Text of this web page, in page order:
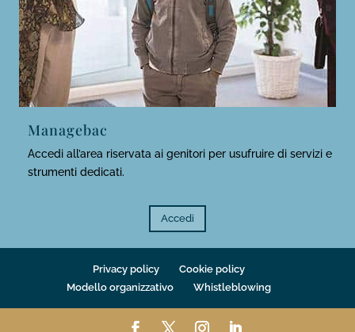
Managebac
Accedi all’area riservata ai genitori per usufruire di servizi e
strumenti dedicati.
Accedi
Privacy policy
Cookie policy
Modello organizzativo
Whistleblowing